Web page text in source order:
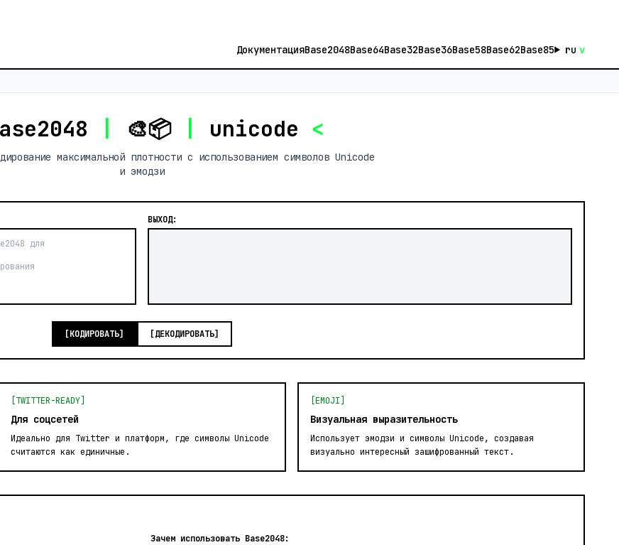
ДокументацияBase2048Base64Base32Base36Base58Base62Base85 ru v
🎨📦 unicode <
максимальной плотности с использованием символов Unicode
и эмодзи
ВЫХОД:
[КОДИРОВАТЬ] [ДЕКОДИРОВАТЬ]
[TWITTER-READY]
Для соцсетей
Идеально для Twitter и платформ, где символы Unicode
считаются как единичные.
[EMOJI]
Визуальная выразительность
Использует эмодзи и символы Unicode, создавая
визуально интересный зашифрованный текст.
Зачем использовать Base2048: